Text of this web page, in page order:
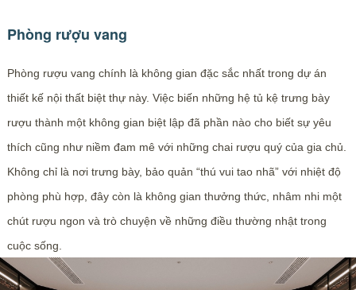
Phòng rượu vang
Phòng rượu vang chính là không gian đặc sắc nhất trong dự án
thiết kế nội thất biệt thự này. Việc biến những hệ tủ kệ trưng bày
rượu thành một không gian biệt lập đã phần nào cho biết sự yêu
thích cũng như niềm đam mê với những chai rượu quý của gia chủ.
Không chỉ là nơi trưng bày, bảo quản “thú vui tao nhã” với nhiệt độ
phòng phù hợp, đây còn là không gian thưởng thức, nhâm nhi một
chút rượu ngon và trò chuyện về những điều thường nhật trong
cuộc sống.